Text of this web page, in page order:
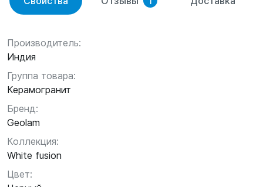
Производитель:
Индия
Группа товара:
Керамогранит
Бренд:
Geolam
Коллекция:
White fusion
Цвет: